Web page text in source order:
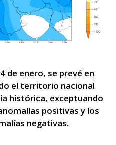
de enero, se prevé en
el territorio nacional
histórica, exceptuando
positivas y los
negativas.